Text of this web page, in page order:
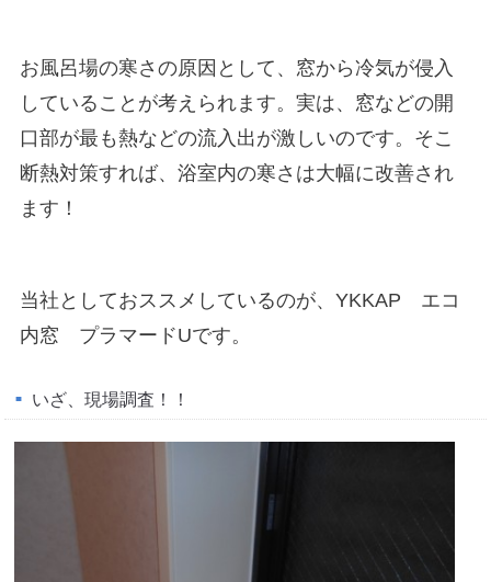
お風呂場の寒さの原因として、窓から冷気が侵入
していることが考えられます。実は、窓などの開
口部が最も熱などの流入出が激しいのです。そこ
断熱対策すれば、浴室内の寒さは大幅に改善され
ます！
当社としておススメしているのが、YKKAP エコ
内窓 プラマードUです。
いざ、現場調査！！